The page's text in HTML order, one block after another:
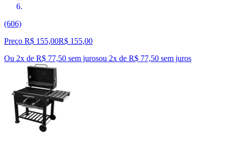
(606)
Preço R$ 155,00R$ 155,00
Ou 2x de R$ 77,50 sem jurosou 2x de R$ 77,50 sem juros